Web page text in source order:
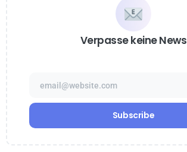
Verpasse keine News